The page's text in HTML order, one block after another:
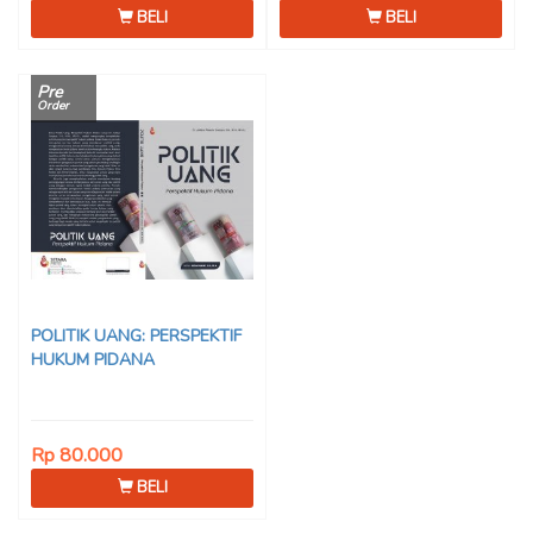
BELI BELI
Pre
Order
POLITIK UANG: PERSPEKTIF
HUKUM PIDANA
Rp 80.000
BELI